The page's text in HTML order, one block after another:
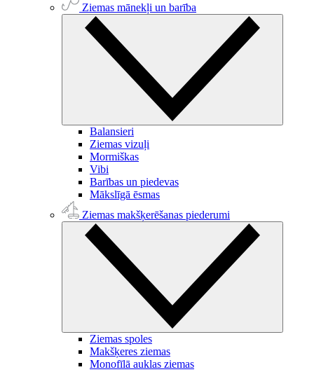
Ziemas mānekļi un barība
Balansieri
Ziemas vizuļi
Mormiškas
Vibi
Barības un piedevas
Mākslīgā ēsmas
Ziemas makšķerēšanas piederumi
Ziemas spoles
Makšķeres ziemas
Monofīlā auklas ziemas